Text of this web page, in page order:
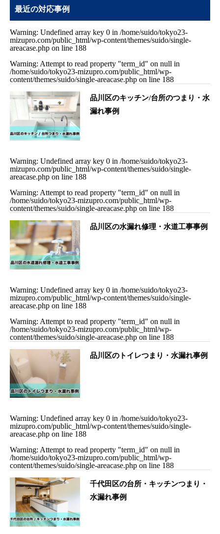
最近の対応事例
Warning: Undefined array key 0 in /home/suido/tokyo23-
mizupro.com/public_html/wp-content/themes/suido/single-
areacase.php on line 188
Warning: Attempt to read property "term_id" on null in
/home/suido/tokyo23-mizupro.com/public_html/wp-
content/themes/suido/single-areacase.php on line 188
品川区のキッチン/台所のつまり・水
漏れ事例
Warning: Undefined array key 0 in /home/suido/tokyo23-
mizupro.com/public_html/wp-content/themes/suido/single-
areacase.php on line 188
Warning: Attempt to read property "term_id" on null in
/home/suido/tokyo23-mizupro.com/public_html/wp-
content/themes/suido/single-areacase.php on line 188
品川区の水漏れ修理・水道工事事例
Warning: Undefined array key 0 in /home/suido/tokyo23-
mizupro.com/public_html/wp-content/themes/suido/single-
areacase.php on line 188
Warning: Attempt to read property "term_id" on null in
/home/suido/tokyo23-mizupro.com/public_html/wp-
content/themes/suido/single-areacase.php on line 188
品川区のトイレつまり・水漏れ事例
Warning: Undefined array key 0 in /home/suido/tokyo23-
mizupro.com/public_html/wp-content/themes/suido/single-
areacase.php on line 188
Warning: Attempt to read property "term_id" on null in
/home/suido/tokyo23-mizupro.com/public_html/wp-
content/themes/suido/single-areacase.php on line 188
千代田区の台所・キッチンつまり・
水漏れ事例